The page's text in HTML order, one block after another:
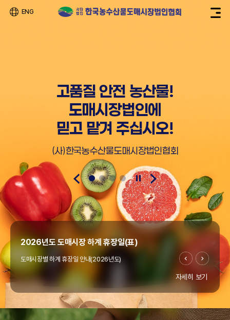
ENG
고품질 안전 농산물!
도매시장법인에
믿고 맡겨 주십시오!
(사)한국농수산물도매시장법인협회
2026년도 도매시장 하계 휴장일(표)
도매시장별 하계 휴장일 안내(2026년도)
자세히 보기
"온라인도매시장 창업지원사업" 공고(~4/10까지)